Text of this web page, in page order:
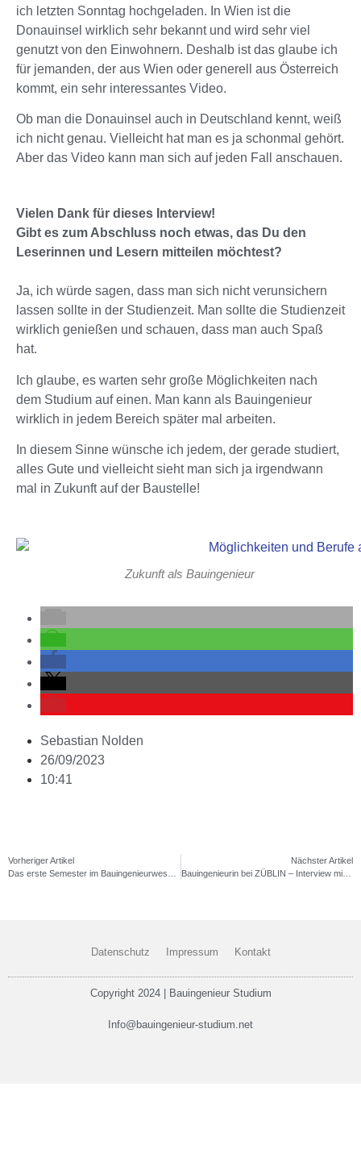
ich letzten Sonntag hochgeladen. In Wien ist die
Donauinsel wirklich sehr bekannt und wird sehr viel
genutzt von den Einwohnern. Deshalb ist das glaube ich
für jemanden, der aus Wien oder generell aus Österreich
kommt, ein sehr interessantes Video.
Ob man die Donauinsel auch in Deutschland kennt, weiß
ich nicht genau. Vielleicht hat man es ja schonmal gehört.
Aber das Video kann man sich auf jeden Fall anschauen.
Vielen Dank für dieses Interview!
Gibt es zum Abschluss noch etwas, das Du den
Leserinnen und Lesern mitteilen möchtest?
Ja, ich würde sagen, dass man sich nicht verunsichern
lassen sollte in der Studienzeit. Man sollte die Studienzeit
wirklich genießen und schauen, dass man auch Spaß
hat.
Ich glaube, es warten sehr große Möglichkeiten nach
dem Studium auf einen. Man kann als Bauingenieur
wirklich in jedem Bereich später mal arbeiten.
In diesem Sinne wünsche ich jedem, der gerade studiert,
alles Gute und vielleicht sieht man sich ja irgendwann
mal in Zukunft auf der Baustelle!
Zukunft als Bauingenieur
Sebastian Nolden
26/09/2023
10:41
Vorheriger Artikel
Nächster Artikel
Bauingenieurin bei ZÜBLIN – Interview mit Gesa Mahlstedt M.Sc.
Datenschutz Impressum Kontakt
Copyright 2024 | Bauingenieur Studium
Info@bauingenieur-studium.net